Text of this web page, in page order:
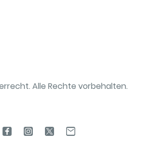
Alle Rechte vorbehalten.